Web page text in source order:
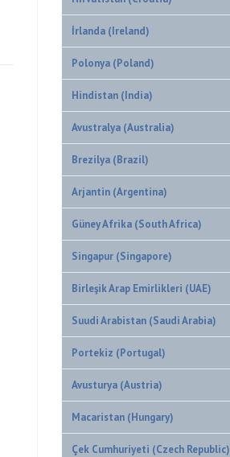
İrlanda (Ireland)
Polonya (Poland)
Hindistan (India)
Avustralya (Australia)
Brezilya (Brazil)
Arjantin (Argentina)
Güney Afrika (South Africa)
Singapur (Singapore)
Birleşik Arap Emirlikleri (UAE)
Suudi Arabistan (Saudi Arabia)
Portekiz (Portugal)
Avusturya (Austria)
Macaristan (Hungary)
Çek Cumhuriyeti (Czech Republic)